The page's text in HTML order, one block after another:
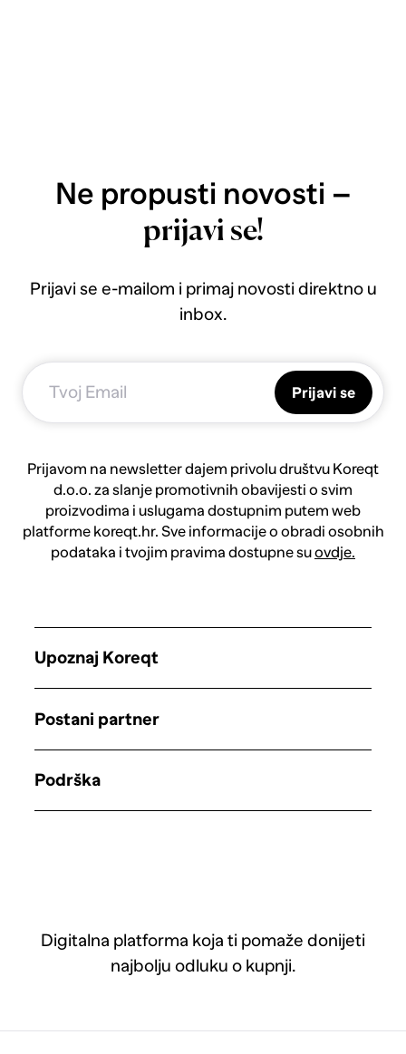
Ne propusti novosti –
prijavi se!
Prijavi se e-mailom i primaj novosti direktno u
inbox.
Prijavi se
Prijavom na newsletter dajem privolu društvu Koreqt
d.o.o. za slanje promotivnih obavijesti o svim
proizvodima i uslugama dostupnim putem web
platforme koreqt.hr. Sve informacije o obradi osobnih
podataka i tvojim pravima dostupne suovdje.
Digitalna platforma koja ti pomaže donijeti
najbolju odluku o kupnji.
Upoznaj Koreqt
Postani partner
Podrška